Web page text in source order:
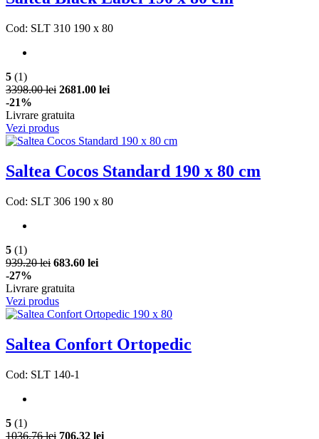
Cod: SLT 310 190 x 80
5 (1)
3398.00 lei 2681.00 lei
-21%
Livrare gratuita
Vezi produs
Saltea Cocos Standard 190 x 80 cm
Cod: SLT 306 190 x 80
5 (1)
939.20 lei 683.60 lei
-27%
Livrare gratuita
Vezi produs
Saltea Confort Ortopedic
Cod: SLT 140-1
5 (1)
1036.76 lei 706.32 lei